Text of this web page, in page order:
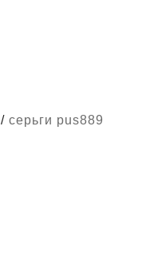
/серьги pus889